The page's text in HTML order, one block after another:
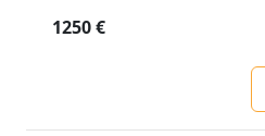
1250 €